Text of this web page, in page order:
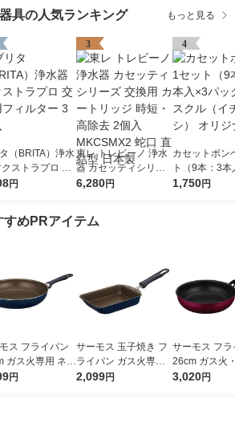
具の人気ランキング もっと見る
（BRITA）浄水
ストラプロ 交
ィルター 3個入
円
3
東レ トレビーノ 浄水
器 カセッティシリー
ズ 交換用 カートリッ
結型 日本製
6,280円
4
カセットボン
ト（9本：3
ック） アス
1,750円
めPRアイテム
ス フライパン
ガス火専用 ネイ
028 NVY 1個
円
サーモス 玉子焼き フ
ライパン ガス火専用
ネイビー KFI-013E N
2,099円
サーモス フラ
26cm ガス火
レッド KFM-
3,020円